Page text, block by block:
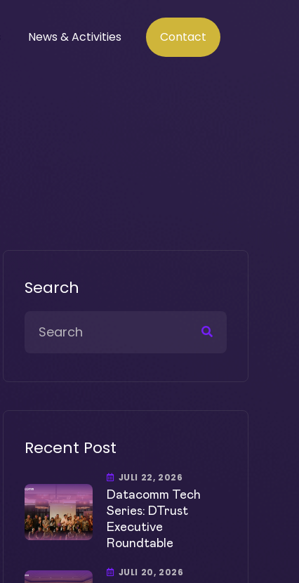
News & Activities Contact
Search
Recent Post
JULI 22, 2026
Datacomm Tech
Series: DTrust
Executive
Roundtable
JULI 20, 2026